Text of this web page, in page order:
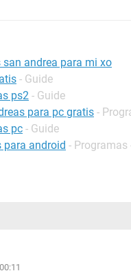
andrea para mi xo
- Guide
ps2 - Guide
para pc gratis -
pc - Guide
para android - Programas